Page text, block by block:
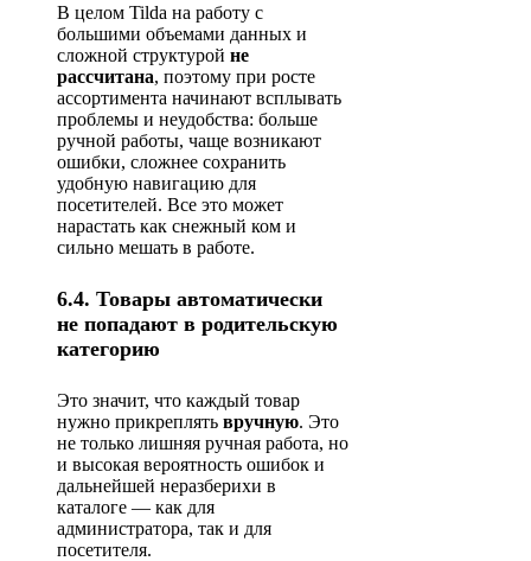
В целом Tilda на работу с
большими объемами данных и
сложной структурой не
рассчитана, поэтому при росте
ассортимента начинают всплывать
проблемы и неудобства: больше
ручной работы, чаще возникают
ошибки, сложнее сохранить
удобную навигацию для
посетителей. Все это может
нарастать как снежный ком и
сильно мешать в работе.
6.4. Товары автоматически
не попадают в родительскую
категорию
Это значит, что каждый товар
нужно прикреплять вручную. Это
не только лишняя ручная работа, но
и высокая вероятность ошибок и
дальнейшей неразберихи в
каталоге — как для
администратора, так и для
посетителя.